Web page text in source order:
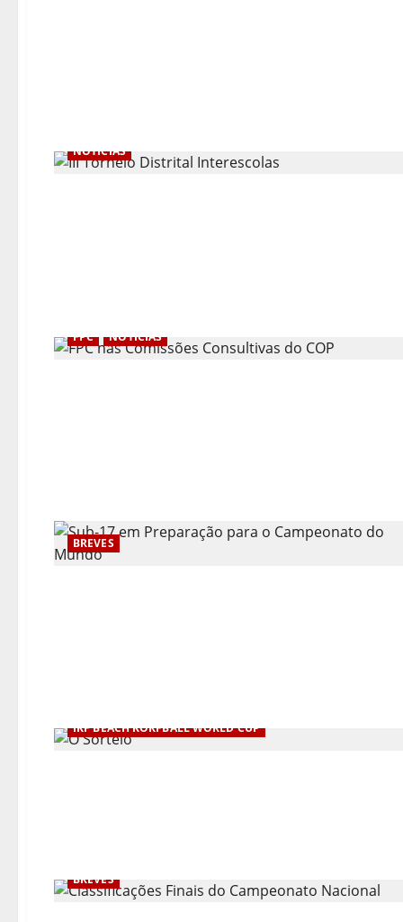
NOTÍCIAS
FPC NOTÍCIAS
BREVES
IKF BEACH KORFBALL WORLD CUP
BREVES